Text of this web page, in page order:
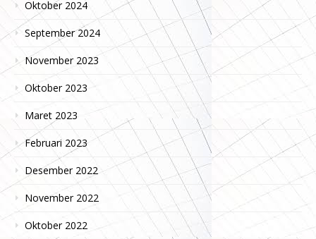
Oktober 2024
September 2024
November 2023
Oktober 2023
Maret 2023
Februari 2023
Desember 2022
November 2022
Oktober 2022